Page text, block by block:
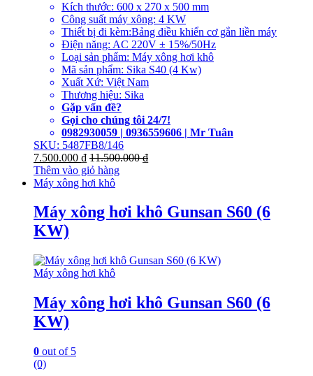
Kích thước: 600 x 270 x 500 mm
Công suất máy xông: 4 KW
Thiết bị đi kèm:Bảng điều khiển cơ gắn liền máy
Điện năng: AC 220V ± 15%/50Hz
Loại sản phẩm: Máy xông hơi khô
Mã sản phẩm: Sika S40 (4 Kw)
Xuất Xứ: Việt Nam
Thương hiệu: Sika
Gặp vấn đề?
Gọi cho chúng tôi 24/7!
0982930059 | 0936559606 | Mr Tuân
SKU: 5487FB8/146
7.500.000 ₫ 11.500.000₫
Thêm vào giỏ hàng
Máy xông hơi khô
Máy xông hơi khô Gunsan S60 (6
KW)
Máy xông hơi khô
Máy xông hơi khô Gunsan S60 (6
KW)
0 out of 5
(0)